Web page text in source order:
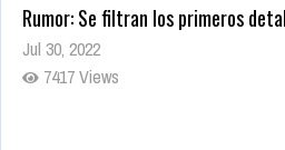
Rumor: Se filtran los primeros
Jul 30, 2022
7417 Views